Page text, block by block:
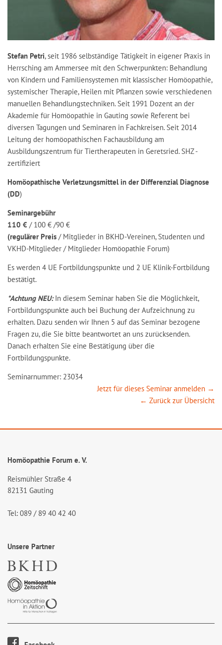
Stefan Petri, seit 1986 selbständige Tätigkeit in eigener Praxis in
Herrsching am Ammersee mit den Schwerpunkten: Behandlung
von Kindern und Familiensystemen mit klassischer Homöopathie,
systemischer Therapie, Heilen mit Pflanzen sowie verschiedenen
manuellen Behandlungstechniken. Seit 1991 Dozent an der
Akademie für Homöopathie in Gauting sowie Referent bei
diversen Tagungen und Seminaren in Fachkreisen. Seit 2014
Leitung der homöopathischen Fachausbildung am
Ausbildungszentrum für Tiertherapeuten in Geretsried. SHZ -
zertifiziert
Homöopathische Verletzungsmittel in der Differenzial Diagnose
(DD)
Seminargebühr
110 € / 100 € /90 €
(regulärer Preis / Mitglieder in BKHD-Vereinen, Studenten und
VKHD-Mitglieder / Mitglieder Homöopathie Forum)
Es werden 4 UE Fortbildungspunkte und 2 UE Klinik-Fortbildung
bestätigt.
*Achtung NEU:In diesem Seminar haben Sie die Möglichkeit,
Fortbildungspunkte auch bei Buchung der Aufzeichnung zu
erhalten. Dazu senden wir Ihnen 5 auf das Seminar bezogene
Fragen zu, die Sie bitte beantwortet an uns zurücksenden.
Danach erhalten Sie eine Bestätigung über die
Fortbildungspunkte.
Seminarnummer: 23034
Jetzt für dieses Seminar anmelden →
← Zurück zur Übersicht
Homöopathie Forum e. V.
Reismühler Straße 4
82131 Gauting
Tel: 089 / 89 40 42 40
Unsere Partner